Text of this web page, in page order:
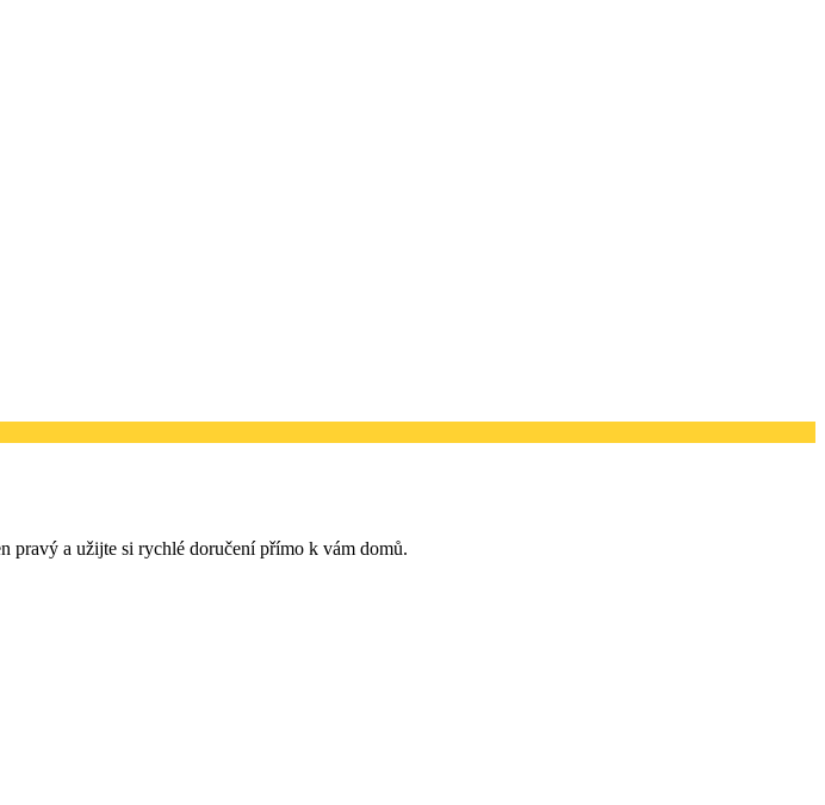
pravý a užijte si rychlé doručení přímo k vám domů.